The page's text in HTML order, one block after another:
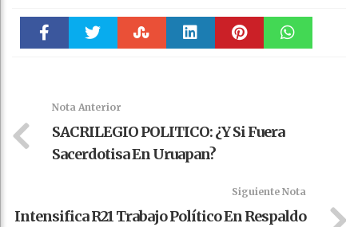
Nota Anterior
SACRILEGIO POLITICO: ¿Y Si Fuera
Sacerdotisa En Uruapan?
Siguiente Nota
Intensifica R21 Trabajo Político En Respaldo